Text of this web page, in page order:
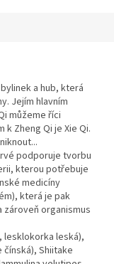
a hub, která
Jejím hlavním
můžeme říci
Zheng Qi je Xie Qi.
podporuje tvorbu
kterou potřebuje
medicíny
která je pak
organismus
lesklokorka leská),
Shiitake